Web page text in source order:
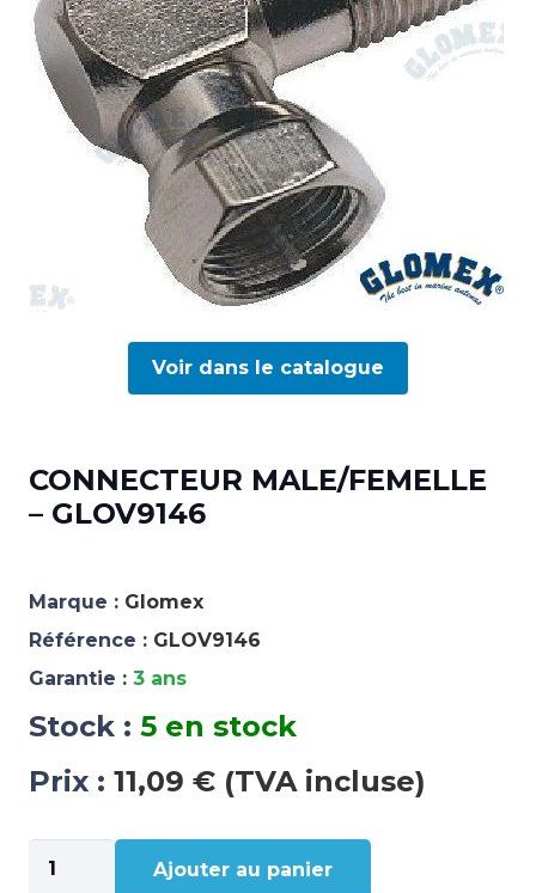
Voir dans le catalogue
CONNECTEUR MALE/FEMELLE
– GLOV9146
Marque : Glomex
Référence : GLOV9146
Garantie : 3 ans
Stock : 5 en stock
Prix : 11,09 € (TVA incluse)
quantité
de
Ajouter au panier